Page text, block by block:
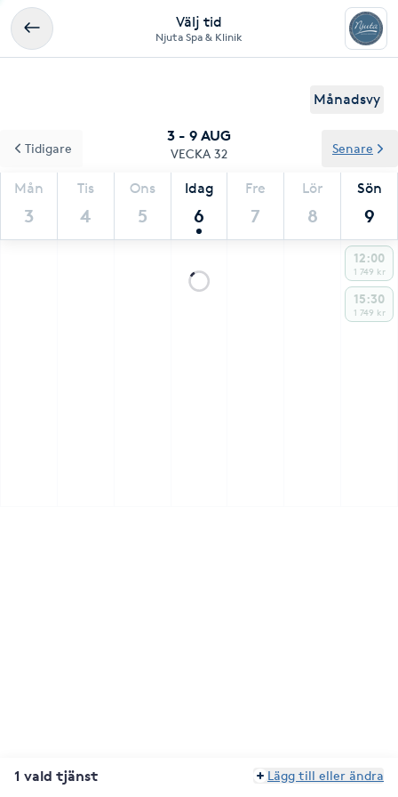
Välj tid
Njuta Spa & Klinik
Månadsvy
3 - 9 AUG
VECKA 32
Mån
3
Tis
4
Ons
5
Idag
6
Fre
7
Lör
8
Sön
9
Tidigare Senare
12:00
1 749 kr
15:30
1 749 kr
1 vald tjänst Lägg till eller ändra